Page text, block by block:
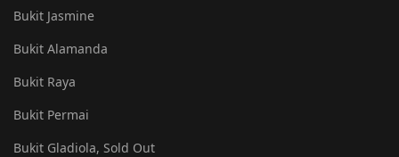
Bukit Jasmine
Bukit Alamanda
Bukit Raya
Bukit Permai
Bukit Gladiola, Sold Out